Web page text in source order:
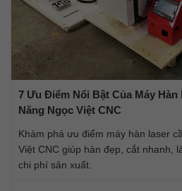
7 Ưu Điểm Nổi Bật Của Máy Hàn
Năng Ngọc Việt CNC
Khám phá ưu điểm máy hàn laser
Việt CNC giúp hàn đẹp, cắt nhanh,
chi phí sản xuất.